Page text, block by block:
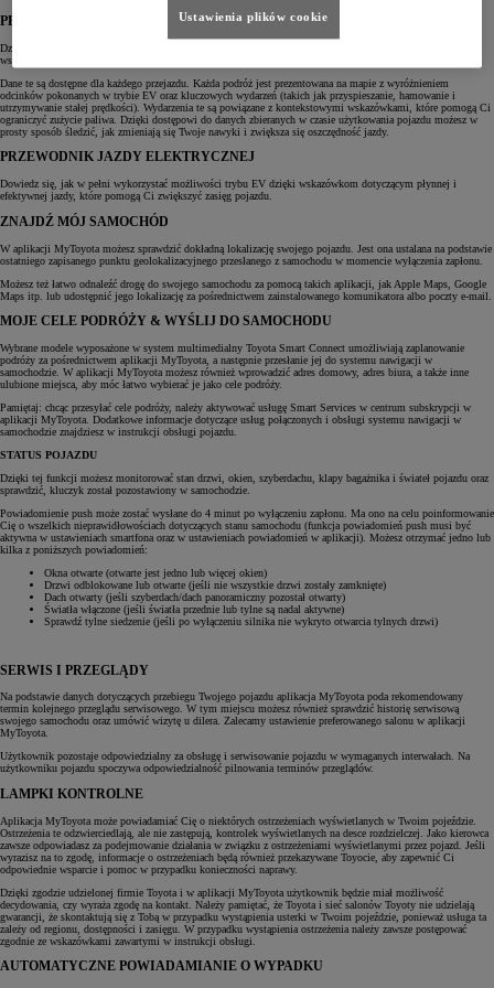
PRZEWODNIK JAZDY HYBRYDOWEJ
Dzięki tej usłudze w aplikacji MyToyota sprawdzisz osiągi swojej jazdy hybrydowej w oparciu o kluczowe
wskaźniki, takie jak czas jazdy w trybie EV, a także poznasz ocenę swojej jazdy.
Dane te są dostępne dla każdego przejazdu. Każda podróż jest prezentowana na mapie z wyróżnieniem
odcinków pokonanych w trybie EV oraz kluczowych wydarzeń (takich jak przyspieszanie, hamowanie i
utrzymywanie stałej prędkości). Wydarzenia te są powiązane z kontekstowymi wskazówkami, które pomogą Ci
ograniczyć zużycie paliwa. Dzięki dostępowi do danych zbieranych w czasie użytkowania pojazdu możesz w
prosty sposób śledzić, jak zmieniają się Twoje nawyki i zwiększa się oszczędność jazdy.
PRZEWODNIK JAZDY ELEKTRYCZNEJ
Dowiedz się, jak w pełni wykorzystać możliwości trybu EV dzięki wskazówkom dotyczącym płynnej i
efektywnej jazdy, które pomogą Ci zwiększyć zasięg pojazdu.
ZNAJDŹ MÓJ SAMOCHÓD
W aplikacji MyToyota możesz sprawdzić dokładną lokalizację swojego pojazdu. Jest ona ustalana na podstawie
ostatniego zapisanego punktu geolokalizacyjnego przesłanego z samochodu w momencie wyłączenia zapłonu.
Możesz też łatwo odnaleźć drogę do swojego samochodu za pomocą takich aplikacji, jak Apple Maps, Google
Maps itp. lub udostępnić jego lokalizację za pośrednictwem zainstalowanego komunikatora albo poczty e-mail.
MOJE CELE PODRÓŻY & WYŚLIJ DO SAMOCHODU
Wybrane modele wyposażone w system multimedialny Toyota Smart Connect umożliwiają zaplanowanie
podróży za pośrednictwem aplikacji MyToyota, a następnie przesłanie jej do systemu nawigacji w
samochodzie. W aplikacji MyToyota możesz również wprowadzić adres domowy, adres biura, a także inne
ulubione miejsca, aby móc łatwo wybierać je jako cele podróży.
Pamiętaj: chcąc przesyłać cele podróży, należy aktywować usługę Smart Services w centrum subskrypcji w
aplikacji MyToyota. Dodatkowe informacje dotyczące usług połączonych i obsługi systemu nawigacji w
samochodzie znajdziesz w instrukcji obsługi pojazdu.
STATUS POJAZDU
Dzięki tej funkcji możesz monitorować stan drzwi, okien, szyberdachu, klapy bagażnika i świateł pojazdu oraz
sprawdzić, kluczyk został pozostawiony w samochodzie.
Powiadomienie push może zostać wysłane do 4 minut po wyłączeniu zapłonu. Ma ono na celu poinformowanie
Cię o wszelkich nieprawidłowościach dotyczących stanu samochodu (funkcja powiadomień push musi być
aktywna w ustawieniach smartfona oraz w ustawieniach powiadomień w aplikacji). Możesz otrzymać jedno lub
kilka z poniższych powiadomień:
Okna otwarte (otwarte jest jedno lub więcej okien)
Drzwi odblokowane lub otwarte (jeśli nie wszystkie drzwi zostały zamknięte)
Dach otwarty (jeśli szyberdach/dach panoramiczny pozostał otwarty)
Światła włączone (jeśli światła przednie lub tylne są nadal aktywne)
Sprawdź tylne siedzenie (jeśli po wyłączeniu silnika nie wykryto otwarcia tylnych drzwi)
SERWIS I PRZEGLĄDY
Na podstawie danych dotyczących przebiegu Twojego pojazdu aplikacja MyToyota poda rekomendowany
termin kolejnego przeglądu serwisowego. W tym miejscu możesz również sprawdzić historię serwisową
swojego samochodu oraz umówić wizytę u dilera. Zalecamy ustawienie preferowanego salonu w aplikacji
MyToyota.
Użytkownik pozostaje odpowiedzialny za obsługę i serwisowanie pojazdu w wymaganych interwałach. Na
użytkowniku pojazdu spoczywa odpowiedzialność pilnowania terminów przeglądów.
LAMPKI KONTROLNE
Aplikacja MyToyota może powiadamiać Cię o niektórych ostrzeżeniach wyświetlanych w Twoim pojeździe.
Ostrzeżenia te odzwierciedlają, ale nie zastępują, kontrolek wyświetlanych na desce rozdzielczej. Jako kierowca
zawsze odpowiadasz za podejmowanie działania w związku z ostrzeżeniami wyświetlanymi przez pojazd. Jeśli
wyrazisz na to zgodę, informacje o ostrzeżeniach będą również przekazywane Toyocie, aby zapewnić Ci
odpowiednie wsparcie i pomoc w przypadku konieczności naprawy.
Dzięki zgodzie udzielonej firmie Toyota i w aplikacji MyToyota użytkownik będzie miał możliwość
decydowania, czy wyraża zgodę na kontakt. Należy pamiętać, że Toyota i sieć salonów Toyoty nie udzielają
gwarancji, że skontaktują się z Tobą w przypadku wystąpienia usterki w Twoim pojeździe, ponieważ usługa ta
zależy od regionu, dostępności i zasięgu. W przypadku wystąpienia ostrzeżenia należy zawsze postępować
zgodnie ze wskazówkami zawartymi w instrukcji obsługi.
AUTOMATYCZNE POWIADAMIANIE O WYPADKU
Ustawienia plików cookie